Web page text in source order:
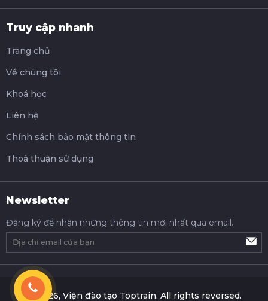
Truy cập nhanh
Trang chủ
Về chúng tôi
Khoá học
Liên hệ
Chính sách bảo mật thông tin
Thoả thuận sử dụng
Newsletter
Đăng ký để nhận những thông tin mới nhất qua email.
© 2026, Viện đào tạo Toptrain. All rights reversed.